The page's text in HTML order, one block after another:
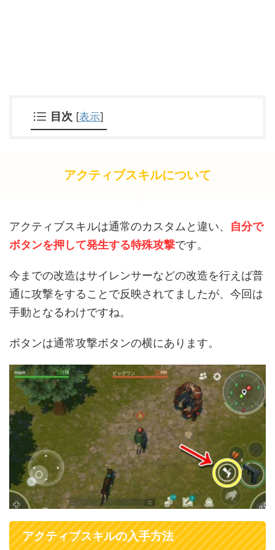
目次 [表示]
アクティブスキルについて
アクティブスキルは通常のカスタムと違い、 自分で
ボタンを押して発生する特殊攻撃です。
今までの改造はサイレンサーなどの改造を行えば普
通に攻撃をすることで反映されてましたが、今回は
手動となるわけですね。
ボタンは通常攻撃ボタンの横にあります。
アクティブスキルの入手方法